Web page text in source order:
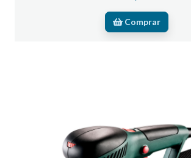
Comprar